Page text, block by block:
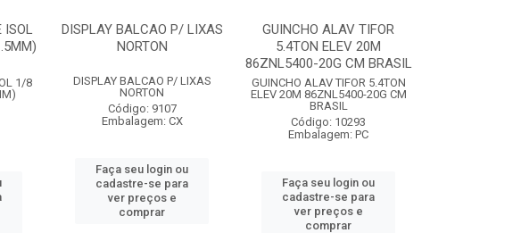
ISOL
1/8
DISPLAY BALCAO P/ LIXAS
NORTON
DISPLAY BALCAO P/ LIXAS
NORTON
Código: 9107
Embalagem: CX
Faça seu login ou
cadastre-se para
ver preços e
comprar
GUINCHO ALAV TIFOR
5.4TON ELEV 20M
86ZNL5400-20G CM BRASIL
GUINCHO ALAV TIFOR 5.4TON
ELEV 20M 86ZNL5400-20G CM
BRASIL
Código: 10293
Embalagem: PC
Faça seu login ou
cadastre-se para
ver preços e
comprar